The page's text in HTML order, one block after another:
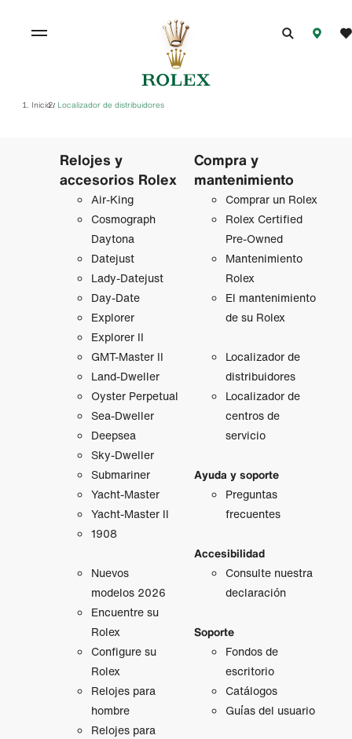
Inicio/ Localizador de distribuidores
Relojes y
accesorios Rolex
Air‑King
Cosmograph
Daytona
Datejust
Lady‑Datejust
Day-Date
Explorer
Explorer II
GMT‑Master II
Land-Dweller
Oyster Perpetual
Sea-Dweller
Deepsea
Sky-Dweller
Submariner
Yacht-Master
Yacht-Master II
1908
Nuevos
modelos 2026
Encuentre su
Rolex
Configure su
Rolex
Relojes para
hombre
Relojes para
Compra y
mantenimiento
Comprar un Rolex
Rolex Certified
Pre-Owned
Mantenimiento
Rolex
El mantenimiento
de su Rolex
Localizador de
distribuidores
Localizador de
centros de
servicio
Ayuda y soporte
Preguntas
frecuentes
Accesibilidad
Consulte nuestra
declaración
Soporte
Fondos de
escritorio
Catálogos
Guías del usuario